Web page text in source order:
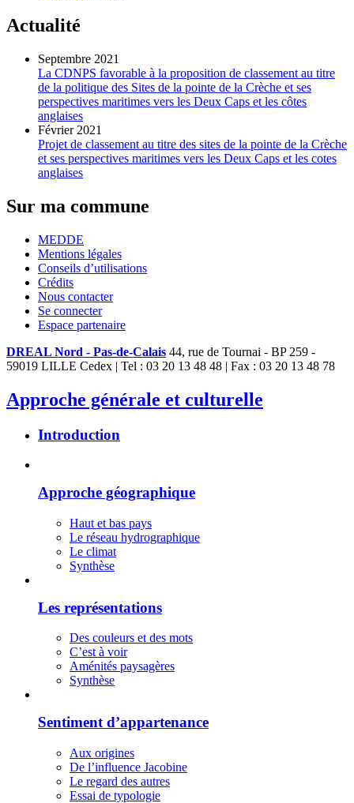
Actualité
Septembre 2021
La CDNPS favorable à la proposition de classement au titre
de la politique des Sites de la pointe de la Crèche et ses
perspectives maritimes vers les Deux Caps et les côtes
anglaises
Février 2021
Projet de classement au titre des sites de la pointe de la Crèche
et ses perspectives maritimes vers les Deux Caps et les cotes
anglaises
Sur ma commune
MEDDE
Mentions légales
Conseils d’utilisations
Crédits
Nous contacter
Se connecter
Espace partenaire
DREAL Nord - Pas-de-Calais 44, rue de Tournai - BP 259 -
59019 LILLE Cedex | Tel : 03 20 13 48 48 | Fax : 03 20 13 48 78
Approche générale et culturelle
Introduction
Approche géographique
Haut et bas pays
Le réseau hydrographique
Le climat
Synthèse
Les représentations
Des couleurs et des mots
C’est à voir
Aménités paysagères
Synthèse
Sentiment d’appartenance
Aux origines
De l’influence Jacobine
Le regard des autres
Essai de typologie